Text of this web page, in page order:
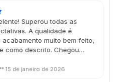
Superou todas as
A qualidade é
acabamento muito bem feito,
como descrito. Chegou
bem embalado e em
Com certeza recomendo
15 de janeiro de 2026